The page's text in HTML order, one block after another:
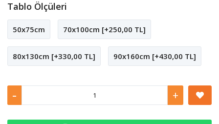
Tablo Ölçüleri
50x75cm 70x100cm [+250,00 TL]
80x130cm [+330,00 TL] 90x160cm [+430,00 TL]
- +